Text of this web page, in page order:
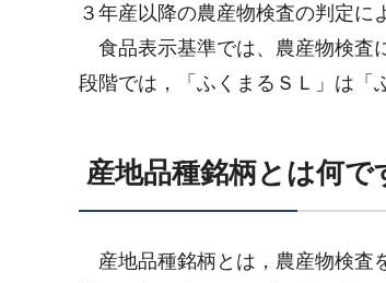
３年産以降の農産物検査の判定に
食品表示基準では、農産物検査
段階では，「ふくまるＳＬ」は「
産地品種銘柄とは何で
産地品種銘柄とは，農産物検査